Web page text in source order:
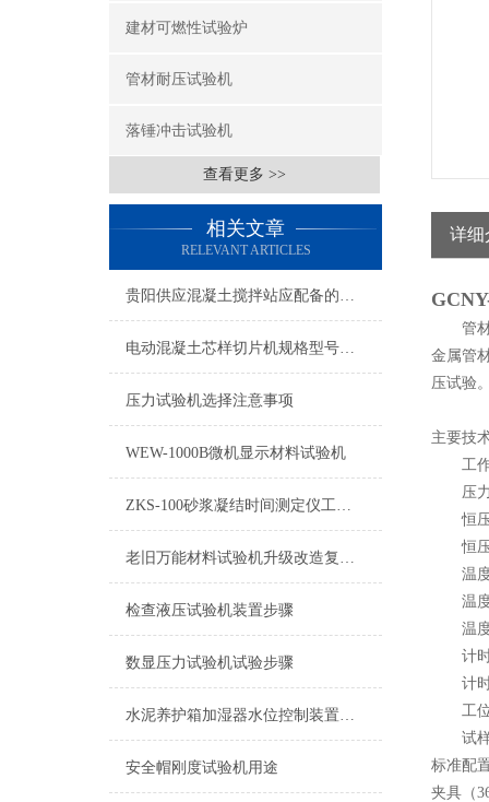
建材可燃性试验炉
管材耐压试验机
落锤冲击试验机
查看更多 >>
相关文章
RELEVANT ARTICLES
贵阳供应混凝土搅拌站应配备的仪器及标准
电动混凝土芯样切片机规格型号齐全
压力试验机选择注意事项
WEW-1000B微机显示材料试验机
ZKS-100砂浆凝结时间测定仪工作原理
老旧万能材料试验机升级改造复核新标准要求
检查液压试验机装置步骤
数显压力试验机试验步骤
水泥养护箱加湿器水位控制装置分析
安全帽刚度试验机用途
详细
管材
金属管
压试验
主要
工作
压力
恒压
恒压
温度
温度
温度
计时
计时
工位
试样
标准配
夹具（